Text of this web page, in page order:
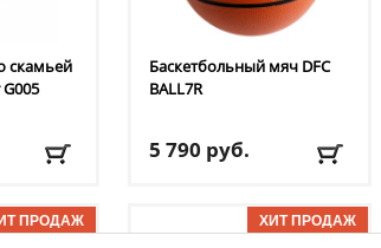
скамьей
Баскетбольный мяч DFC
BALL7R
5 790 руб.
795 руб., 2-3
дня